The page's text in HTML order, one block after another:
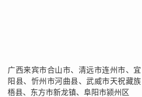
广西来宾市合山市、清远市连州市、
阳县、忻州市河曲县、武威市天祝藏
梧县、东方市新龙镇、阜阳市颍州区